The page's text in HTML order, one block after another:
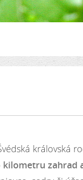
královská
kilometru zahrad